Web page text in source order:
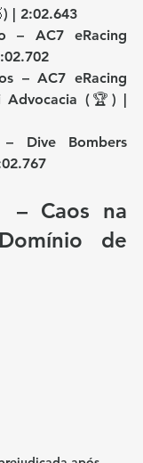
| 2:02.643
– AC7 eRacing
– AC7 eRacing
Advocacia (🏆) |
Dive Bombers
– Caos na
de